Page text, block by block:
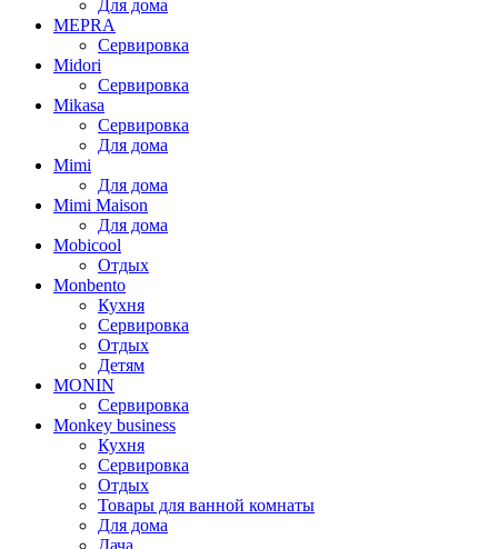
Для дома
MEPRA
Сервировка
Midori
Сервировка
Mikasa
Сервировка
Для дома
Mimi
Для дома
Mimi Maison
Для дома
Mobicool
Отдых
Monbento
Кухня
Сервировка
Отдых
Детям
MONIN
Сервировка
Monkey business
Кухня
Сервировка
Отдых
Товары для ванной комнаты
Для дома